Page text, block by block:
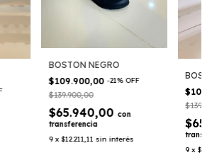
BOSTON NEGRO
$109.900,00-21% OFF
$139.900,00
$65.940,00 con
transferencia
9 x$12.211,11 sin interés
9 x